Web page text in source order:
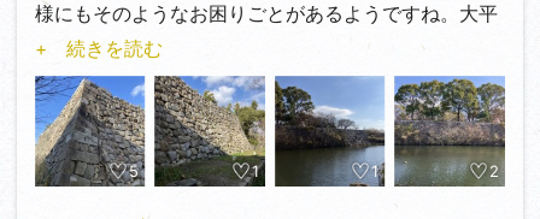
様にもそのようなお困りごとがあるようですね。大平
砦は特に撮影が大変そうです。なんなら小学校の前な
ので不信感に思われそうですね‥
淀城ですが、前回の投稿の続きとなっています。
本丸探訪後、水堀沿いを歩いてみようと思ったら、柵
やら店やら駐車場やらで塞がれてしまい、なかなか辿
+ 続きを読む
5 1 1 2